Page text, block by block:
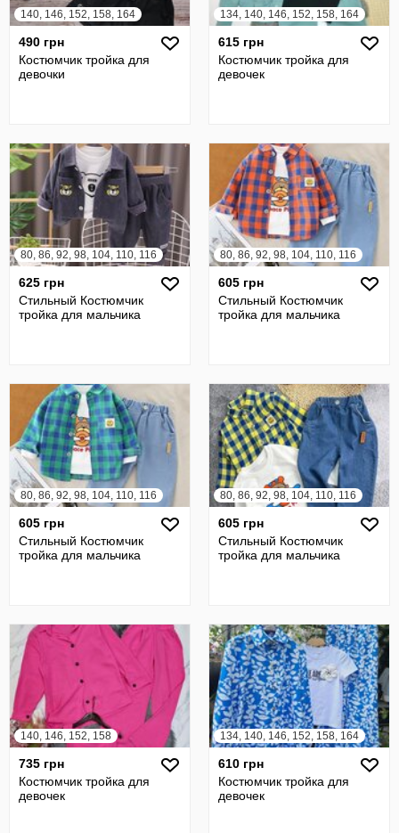
140, 146, 152, 158, 164
490 грн
Костюмчик тройка для
девочки
134, 140, 146, 152, 158, 164
615 грн
Костюмчик тройка для
девочек
80, 86, 92, 98, 104, 110, 116
625 грн
Стильный Костюмчик
тройка для мальчика
80, 86, 92, 98, 104, 110, 116
605 грн
Стильный Костюмчик
тройка для мальчика
80, 86, 92, 98, 104, 110, 116
605 грн
Стильный Костюмчик
тройка для мальчика
80, 86, 92, 98, 104, 110, 116
605 грн
Стильный Костюмчик
тройка для мальчика
140, 146, 152, 158
735 грн
Костюмчик тройка для
девочек
134, 140, 146, 152, 158, 164
610 грн
Костюмчик тройка для
девочек